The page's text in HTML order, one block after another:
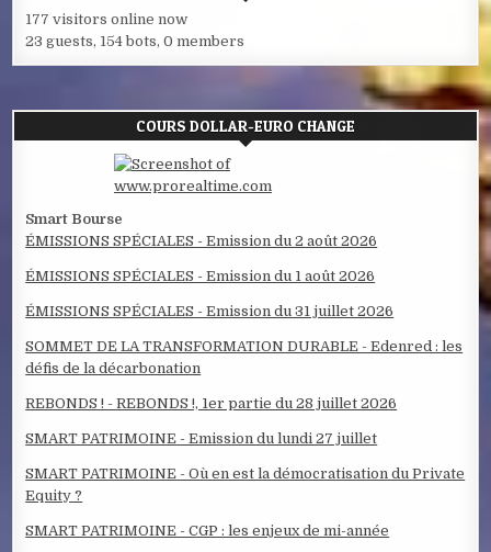
177 visitors online now
23 guests, 154 bots, 0 members
COURS DOLLAR-EURO CHANGE
Smart Bourse
ÉMISSIONS SPÉCIALES - Emission du 2 août 2026
ÉMISSIONS SPÉCIALES - Emission du 1 août 2026
ÉMISSIONS SPÉCIALES - Emission du 31 juillet 2026
SOMMET DE LA TRANSFORMATION DURABLE - Edenred : les
défis de la décarbonation
REBONDS ! - REBONDS !, 1er partie du 28 juillet 2026
SMART PATRIMOINE - Emission du lundi 27 juillet
SMART PATRIMOINE - Où en est la démocratisation du Private
Equity ?
SMART PATRIMOINE - CGP : les enjeux de mi-année